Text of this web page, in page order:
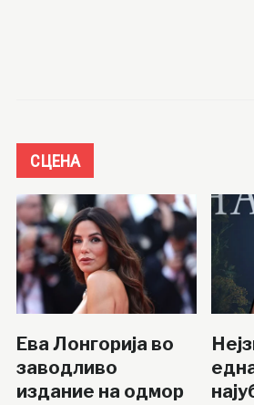
СЦЕНА
Ева Лонгорија во
заводливо
издание на одмор